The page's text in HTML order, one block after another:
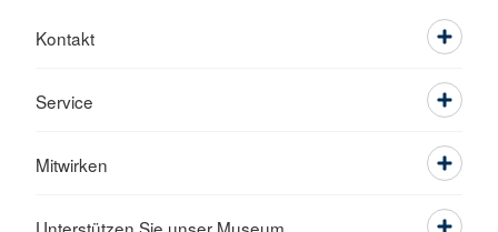
Kontakt
Service
Mitwirken